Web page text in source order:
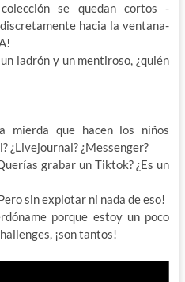
se quedan cortos -
hacia la ventana-
ladrón y un mentiroso, ¿quién
mierda que hacen los niños
¿Livejournal? ¿Messenger?
grabar un Tiktok? ¿Es un
sin explotar ni nada de eso!
porque estoy un poco
¡son tantos!